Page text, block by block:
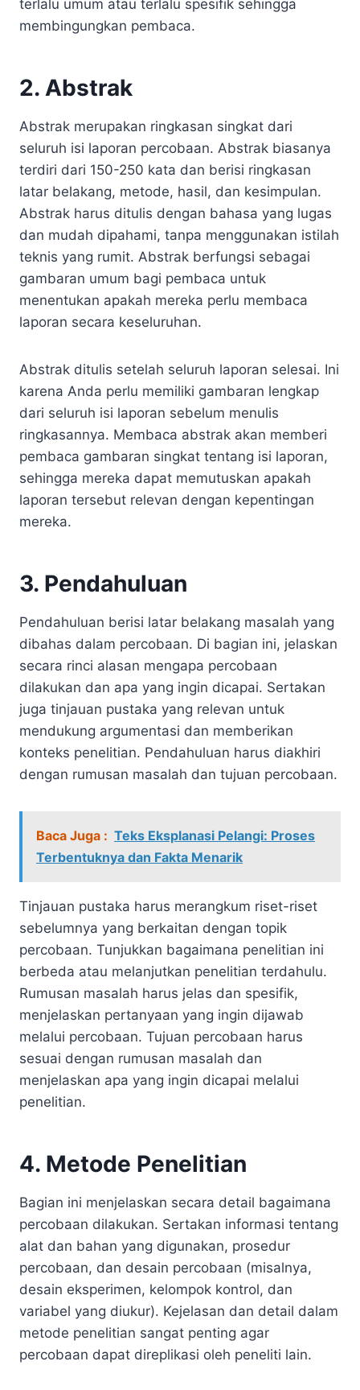
terlalu umum atau terlalu spesifik sehingga
membingungkan pembaca.
2. Abstrak
Abstrak merupakan ringkasan singkat dari
seluruh isi laporan percobaan. Abstrak biasanya
terdiri dari 150-250 kata dan berisi ringkasan
latar belakang, metode, hasil, dan kesimpulan.
Abstrak harus ditulis dengan bahasa yang lugas
dan mudah dipahami, tanpa menggunakan istilah
teknis yang rumit. Abstrak berfungsi sebagai
gambaran umum bagi pembaca untuk
menentukan apakah mereka perlu membaca
laporan secara keseluruhan.
Abstrak ditulis setelah seluruh laporan selesai. Ini
karena Anda perlu memiliki gambaran lengkap
dari seluruh isi laporan sebelum menulis
ringkasannya. Membaca abstrak akan memberi
pembaca gambaran singkat tentang isi laporan,
sehingga mereka dapat memutuskan apakah
laporan tersebut relevan dengan kepentingan
mereka.
3. Pendahuluan
Pendahuluan berisi latar belakang masalah yang
dibahas dalam percobaan. Di bagian ini, jelaskan
secara rinci alasan mengapa percobaan
dilakukan dan apa yang ingin dicapai. Sertakan
juga tinjauan pustaka yang relevan untuk
mendukung argumentasi dan memberikan
konteks penelitian. Pendahuluan harus diakhiri
dengan rumusan masalah dan tujuan percobaan.
Baca Juga : Teks Eksplanasi Pelangi: Proses
Terbentuknya dan Fakta Menarik
Tinjauan pustaka harus merangkum riset-riset
sebelumnya yang berkaitan dengan topik
percobaan. Tunjukkan bagaimana penelitian ini
berbeda atau melanjutkan penelitian terdahulu.
Rumusan masalah harus jelas dan spesifik,
menjelaskan pertanyaan yang ingin dijawab
melalui percobaan. Tujuan percobaan harus
sesuai dengan rumusan masalah dan
menjelaskan apa yang ingin dicapai melalui
penelitian.
4. Metode Penelitian
Bagian ini menjelaskan secara detail bagaimana
percobaan dilakukan. Sertakan informasi tentang
alat dan bahan yang digunakan, prosedur
percobaan, dan desain percobaan (misalnya,
desain eksperimen, kelompok kontrol, dan
variabel yang diukur). Kejelasan dan detail dalam
metode penelitian sangat penting agar
percobaan dapat direplikasi oleh peneliti lain.